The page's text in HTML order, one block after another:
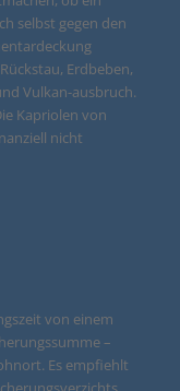
selbst gegen den
Erdbeben,
Vulkan-ausbruch.
Kapriolen von
nicht
von einem
–
Es empfiehlt